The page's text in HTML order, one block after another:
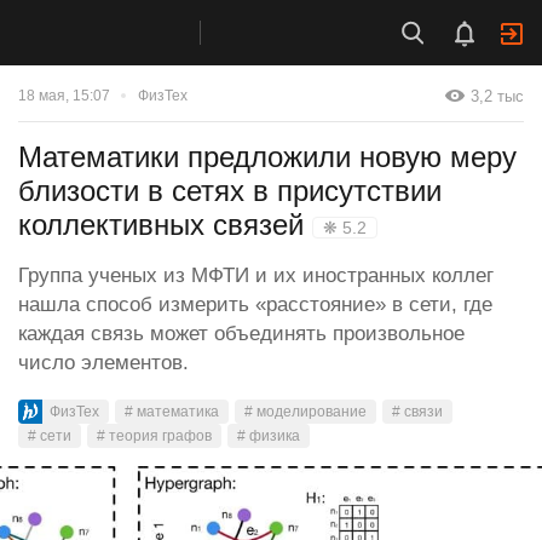
18 мая, 15:07 ФизТех 3,2 тыс
Математики предложили новую меру
близости в сетях в присутствии
коллективных связей
❋ 5.2
Группа ученых из МФТИ и их иностранных коллег
нашла способ измерить «расстояние» в сети, где
каждая связь может объединять произвольное
число элементов.
ФизТех # математика # моделирование
# связи
# сети
# теория графов # физика